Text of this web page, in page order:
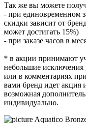
Так же вы можете
- при единовременном
скидки зависит от
может достигать 15%)
- при заказе часов в
* в акции принимают
небольшие исключения
или в комментариях
вами бренд идет акция
возможная
индивидуально.